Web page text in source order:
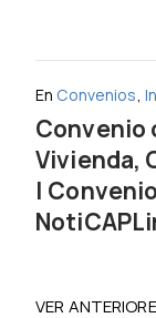
En Convenios,
Convenio
Vivienda,
|
VER